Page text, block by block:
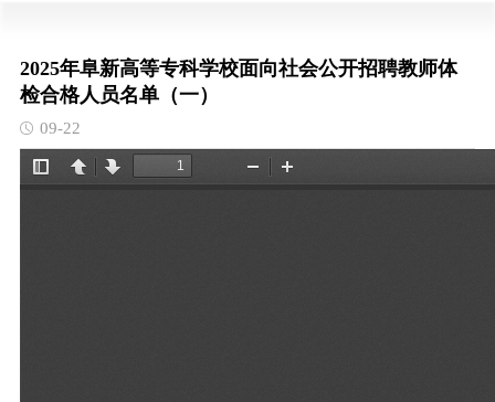
2025年阜新高等专科学校面向社会公开招聘教师体
检合格人员名单（一）
09-22